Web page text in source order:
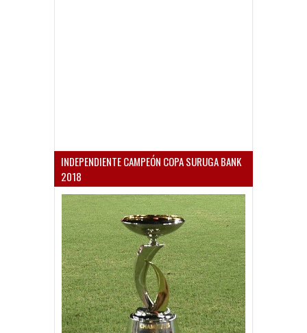
INDEPENDIENTE CAMPEÓN COPA SURUGA BANK
2018